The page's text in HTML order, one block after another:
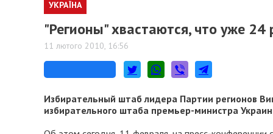
УКРАЇНА
"Регионы" хвастаются, что уже
11 лютого 2010, 16:56
Избирательный штаб лидера Партии регионов
избирательного штаба премьер-министра